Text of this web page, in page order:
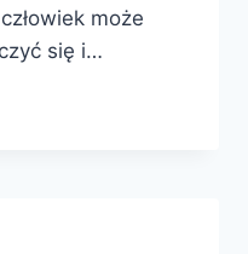
może
się i…